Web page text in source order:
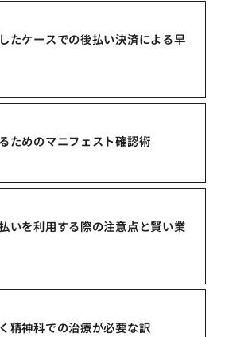
たケースでの後払い決済による早
ためのマニフェスト確認術
いを利用する際の注意点と賢い業
精神科での治療が必要な訳